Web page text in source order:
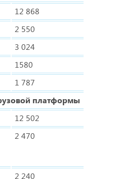
12 868
2 550
3 024
1580
1 787
платформы
12 502
2 470
2 240